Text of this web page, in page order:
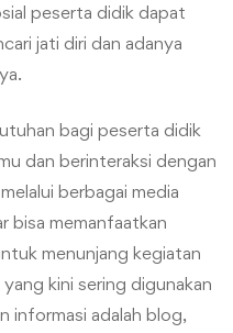
peserta didik dapat
jati diri dan adanya
bagi peserta didik
dan berinteraksi dengan
berbagai media
bisa memanfaatkan
menunjang kegiatan
kini sering digunakan
informasi adalah blog,